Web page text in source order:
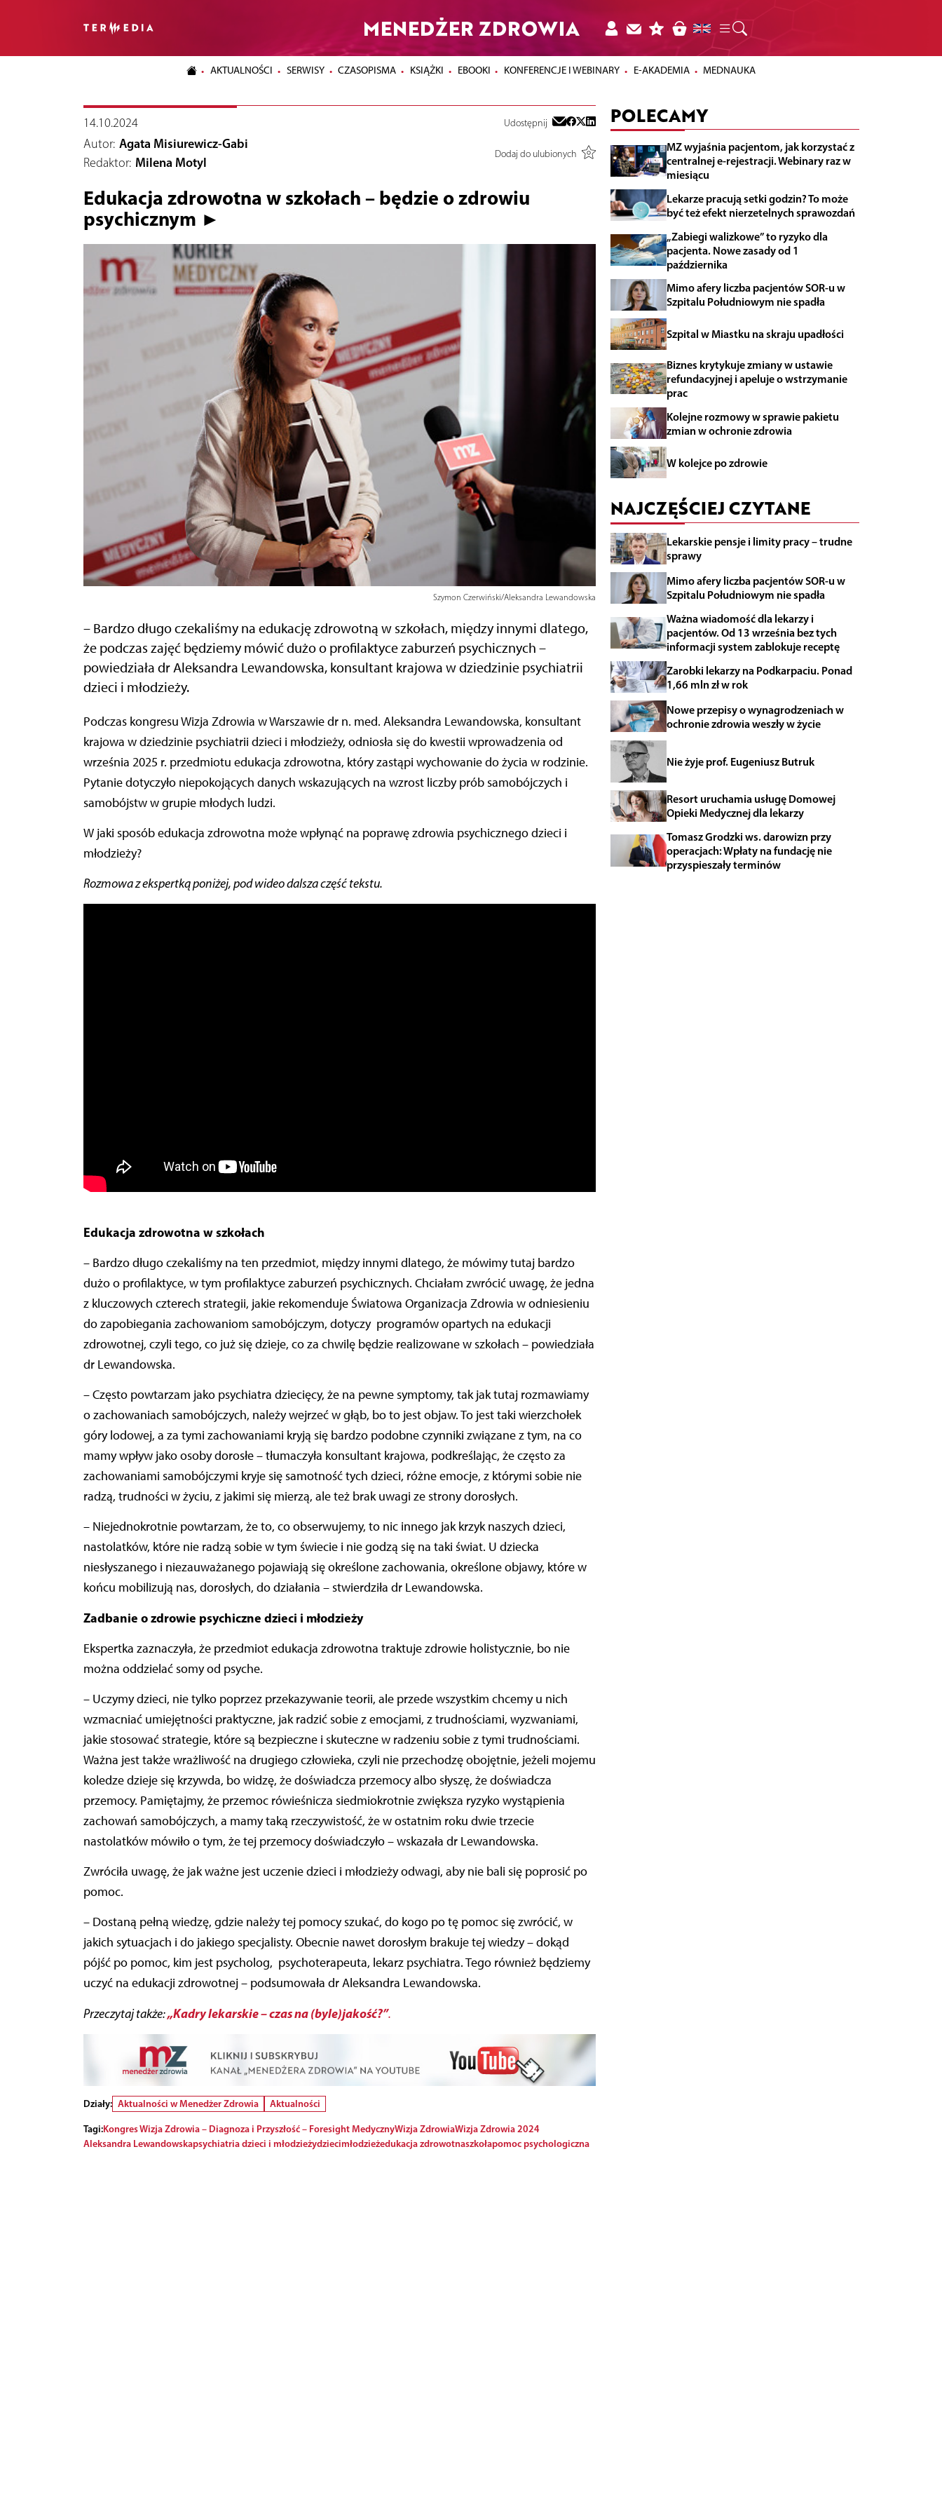
MENEDŻER ZDROWIA
AKTUALNOŚCI SERWISY CZASOPISMA KSIĄŻKI EBOOKI KONFERENCJE I WEBINARY E-AKADEMIA MEDNAUKA
14.10.2024 Udostępnij
Autor: Agata Misiurewicz-Gabi
Redaktor: Milena Motyl
Dodaj do ulubionych
Edukacja zdrowotna w szkołach – będzie o zdrowiu
psychicznym ►
Szymon Czerwiński/Aleksandra Lewandowska
– Bardzo długo czekaliśmy na edukację zdrowotną w szkołach, między innymi dlatego,
że podczas zajęć będziemy mówić dużo o profilaktyce zaburzeń psychicznych –
powiedziała dr Aleksandra Lewandowska, konsultant krajowa w dziedzinie psychiatrii
dzieci i młodzieży.
Podczas kongresu Wizja Zdrowia wWarszawie dr n. med. Aleksandra Lewandowska, konsultant
krajowa w dziedzinie psychiatrii dzieci i młodzieży, odniosła się do kwestii wprowadzenia od
września 2025 r. przedmiotu edukacja zdrowotna, który zastąpi wychowanie do życia w rodzinie.
Pytanie dotyczyło niepokojących danych wskazujących na wzrost liczby prób samobójczych i
samobójstw w grupie młodych ludzi.
W jaki sposób edukacja zdrowotna może wpłynąć na poprawę zdrowia psychicznego dzieci i
młodzieży?
Rozmowa z ekspertką poniżej, pod wideo dalsza część tekstu.
Edukacja zdrowotna w szkołach
– Bardzo długo czekaliśmy na ten przedmiot, między innymi dlatego, że mówimy tutaj bardzo
dużo o profilaktyce, w tym profilaktyce zaburzeń psychicznych. Chciałam zwrócić uwagę, że jedna
z kluczowych czterech strategii, jakie rekomenduje Światowa Organizacja Zdrowia w odniesieniu
do zapobiegania zachowaniom samobójczym, dotyczy programów opartych na edukacji
zdrowotnej, czyli tego, co już się dzieje, co za chwilę będzie realizowane w szkołach – powiedziała
dr Lewandowska.
–Często powtarzam jako psychiatra dziecięcy, że na pewne symptomy, tak jak tutaj rozmawiamy
o zachowaniach samobójczych, należy wejrzeć w głąb, bo to jest objaw. To jest taki wierzchołek
góry lodowej, a za tymi zachowaniami kryją się bardzo podobne czynniki związane z tym, na co
mamy wpływ jako osoby dorosłe – tłumaczyła konsultant krajowa, podkreślając, że często za
zachowaniami samobójczymi kryje się samotność tych dzieci, różne emocje, z którymi sobie nie
radzą, trudności w życiu, z jakimi się mierzą, ale też brak uwagi ze strony dorosłych.
– Niejednokrotnie powtarzam, że to, co obserwujemy, to nic innego jak krzyk naszych dzieci,
nastolatków, które nie radzą sobie w tym świecie i nie godzą się na taki świat. U dziecka
niesłyszanego i niezauważanego pojawiają się określone zachowania, określone objawy, które w
końcu mobilizują nas, dorosłych, do działania – stwierdziła dr Lewandowska.
Zadbanie o zdrowie psychiczne dzieci i młodzieży
Ekspertka zaznaczyła, że przedmiot edukacja zdrowotna traktuje zdrowie holistycznie, bo nie
można oddzielać somy od psyche.
– Uczymy dzieci, nie tylko poprzez przekazywanie teorii, ale przede wszystkim chcemy u nich
wzmacniać umiejętności praktyczne, jak radzić sobie z emocjami, z trudnościami, wyzwaniami,
jakie stosować strategie, które są bezpieczne i skuteczne w radzeniu sobie z tymi trudnościami.
Ważna jest także wrażliwość na drugiego człowieka, czyli nie przechodzę obojętnie, jeżeli mojemu
koledze dzieje się krzywda, bo widzę, że doświadcza przemocy albo słyszę, że doświadcza
przemocy. Pamiętajmy, że przemoc rówieśnicza siedmiokrotnie zwiększa ryzyko wystąpienia
zachowań samobójczych, a mamy taką rzeczywistość, że w ostatnim roku dwie trzecie
nastolatków mówiło o tym, że tej przemocy doświadczyło – wskazała dr Lewandowska.
Zwróciła uwagę, że jak ważne jest uczenie dzieci i młodzieży odwagi, aby nie bali się poprosić po
pomoc.
– Dostaną pełną wiedzę, gdzie należy tej pomocy szukać, do kogo po tę pomoc się zwrócić, w
jakich sytuacjach i do jakiego specjalisty. Obecnie nawet dorosłym brakuje tej wiedzy – dokąd
pójść po pomoc, kim jest psycholog, psychoterapeuta, lekarz psychiatra. Tego również będziemy
uczyć na edukacji zdrowotnej – podsumowała dr Aleksandra Lewandowska.
Przeczytaj także:„Kadry lekarskie – czas na (byle)jakość?”.
Działy: Aktualności w Menedżer Zdrowia
Aktualności
Tagi:Kongres Wizja Zdrowia – Diagnoza i Przyszłość – Foresight MedycznyWizja ZdrowiaWizja Zdrowia 2024
Aleksandra Lewandowskapsychiatria dzieci i młodzieżydziecimłodzieżedukacja zdrowotnaszkołapomoc psychologiczna
POLECAMY
MZ wyjaśnia pacjentom, jak korzystać z
centralnej e-rejestracji. Webinary raz w
miesiącu
Lekarze pracują setki godzin? To może
być też efekt nierzetelnych sprawozdań
„Zabiegi walizkowe” to ryzyko dla
pacjenta. Nowe zasady od 1
października
Mimo afery liczba pacjentów SOR-u w
Szpitalu Południowym nie spadła
Szpital w Miastku na skraju upadłości
Biznes krytykuje zmiany w ustawie
refundacyjnej i apeluje o wstrzymanie
prac
Kolejne rozmowy w sprawie pakietu
zmian w ochronie zdrowia
W kolejce po zdrowie
NAJCZĘŚCIEJ CZYTANE
Lekarskie pensje i limity pracy – trudne
sprawy
Mimo afery liczba pacjentów SOR-u w
Szpitalu Południowym nie spadła
Ważna wiadomość dla lekarzy i
pacjentów. Od 13 września bez tych
informacji system zablokuje receptę
Zarobki lekarzy na Podkarpaciu. Ponad
1,66 mln zł w rok
Nowe przepisy o wynagrodzeniach w
ochronie zdrowia weszły w życie
Nie żyje prof. Eugeniusz Butruk
Resort uruchamia usługę Domowej
Opieki Medycznej dla lekarzy
Tomasz Grodzki ws. darowizn przy
operacjach: Wpłaty na fundację nie
przyspieszały terminów